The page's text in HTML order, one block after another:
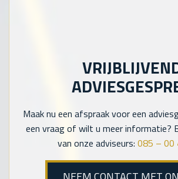
Maak nu een afspraak voor een
een vraag of wilt u meer informatie?
van onze adviseurs: 085 – 00